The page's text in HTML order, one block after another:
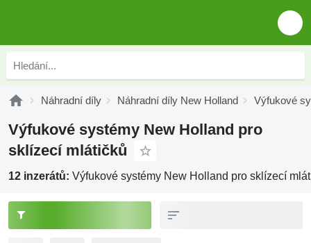
Náhradní díly Náhradní díly New Holland Výfukové
Výfukové systémy New Holland pro
sklízecí mlátičků
12 inzerátů: Výfukové systémy New Holland pro sklízecí